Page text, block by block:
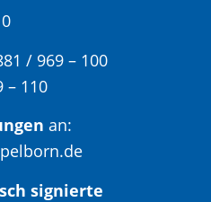
/ 969 – 100
– 110
an:
signierte